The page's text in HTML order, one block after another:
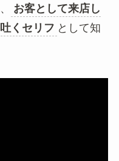
お客として来店し
くセリフ として知